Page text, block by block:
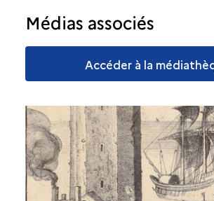
Médias associés
Accéder à la